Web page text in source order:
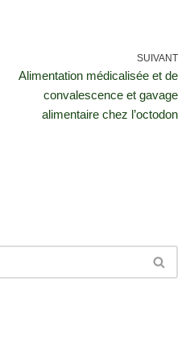
SUIVANT
Alimentation médicalisée et de
convalescence et gavage
alimentaire chez l’octodon